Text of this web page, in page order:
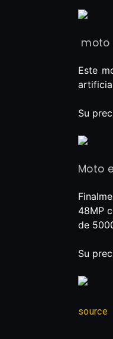
moto
Este
Su
Moto
48MP
de
Su
source